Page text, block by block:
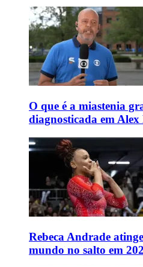
O que é a miastenia
diagnosticada em Alex
Rebeca Andrade
mundo no salto em